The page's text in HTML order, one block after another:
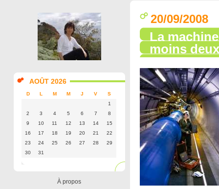
AOÛT 2026
D L M M J V
S
1
2
3 4 5 6 7
8
9
10 11 12 13 14
15
16
17 18 19 20 21
22
23
24 25 26 27 28
29
30
31
À propos
20/09/2008
La
moins